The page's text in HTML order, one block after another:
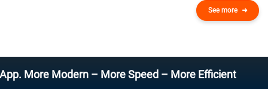
See more
Modern – More Speed – More Efficient